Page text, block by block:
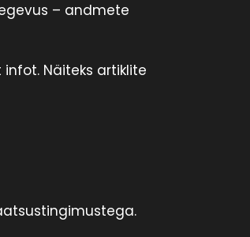
– andmete
Näiteks artiklite